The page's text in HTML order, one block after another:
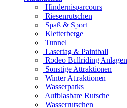
Hindernisparcours
Riesenrutschen
Spaß & Sport
Kletterberge
Tunnel
Lasertag & Paintball
Rodeo Bullriding Anlagen
Sonstige Attraktionen
Winter Attraktionen
Wasserparks
Aufblasbare Rutsche
Wasserrutschen